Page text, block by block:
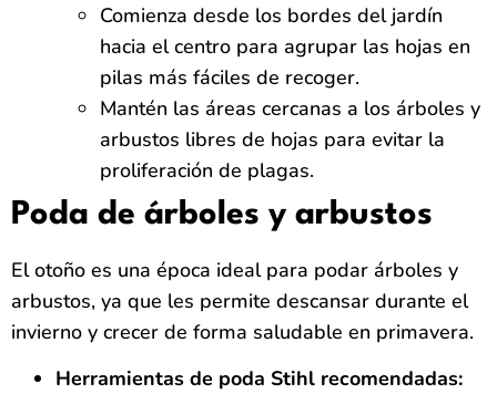
Comienza desde los bordes del jardín
hacia el centro para agrupar las hojas en
pilas más fáciles de recoger.
Mantén las áreas cercanas a los árboles y
arbustos libres de hojas para evitar la
proliferación de plagas.
Poda de árboles y arbustos
El otoño es una época ideal para podar árboles y
arbustos, ya que les permite descansar durante el
invierno y crecer de forma saludable en primavera.
Herramientas de poda Stihl recomendadas: